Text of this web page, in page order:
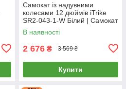
Самокат із надувними
колесами 12 дюймів iTrike
SR2-043-1-W Білий | Самокат
для підлітка
В наявності
2 676 ₴ 3 569 ₴
Купити